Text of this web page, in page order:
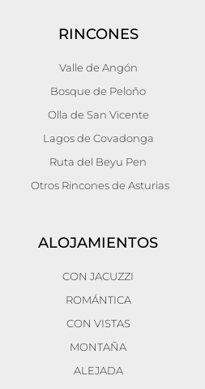
RINCONES
Valle de Angón
Bosque de Peloño
Olla de San Vicente
Lagos de Covadonga
Ruta del Beyu Pen
Otros Rincones de Asturias
ALOJAMIENTOS
CON JACUZZI
ROMÁNTICA
CON VISTAS
MONTAÑA
ALEJADA